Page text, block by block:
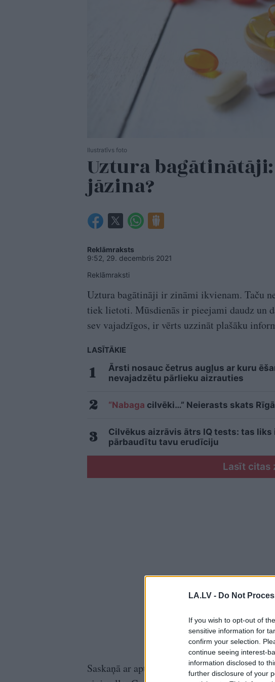
LA.LV - Do Not
If you wish to opt-out of
sensitive information for
confirm your selection.
continue seeing interest-
information disclosed to
further disclosure of your
Ilustratīvs foto
Uztura
jāzina?
Reklāmraksts
9:52, 29. decembris 2021
Reklāmraksti
Uztura bagātināji ir zināmi ikvienam. Taču
tiek lietoti. Mūsdienās ir pieejami daudz un
sev vajadzīgos, ir vērts uzzināt plašāku
LASĪTĀKIE
Ārsti nosauc četrus augļus ar kuru
nevajadzētu pārlieku aizrauties
“Nabaga cilvēki…” Neierasts skats
Cilvēkus aizrāvis ātrs IQ tests: tas
pārbaudītu tavu erudīciju
Lasīt citas
Saskaņā ar aptauju rezultātiem, Latvijas